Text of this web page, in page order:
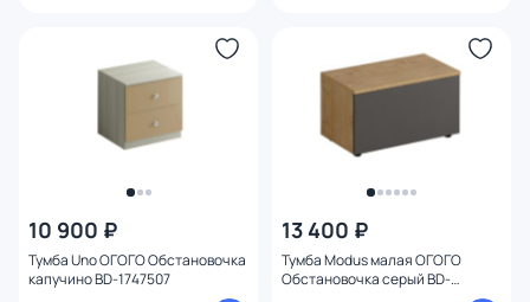
10 900 ₽
Тумба Uno ОГОГО Обстановочка
капучино BD-1747507
13 400 ₽
Тумба Modus малая ОГОГО
Обстановочка серый BD-